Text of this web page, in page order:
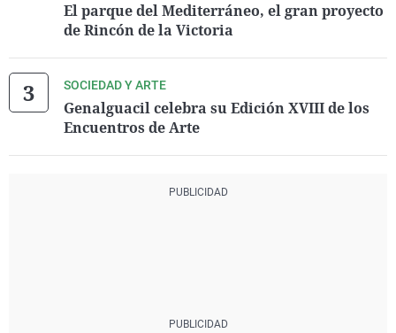
El parque del Mediterráneo, el gran proyecto
de Rincón de la Victoria
SOCIEDAD Y ARTE
Genalguacil celebra su Edición XVIII de los
Encuentros de Arte